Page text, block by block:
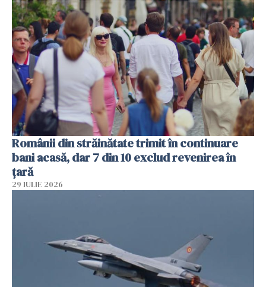
Românii din străinătate trimit în continuare
bani acasă, dar 7 din 10 exclud revenirea în
țară
29 IULIE 2026